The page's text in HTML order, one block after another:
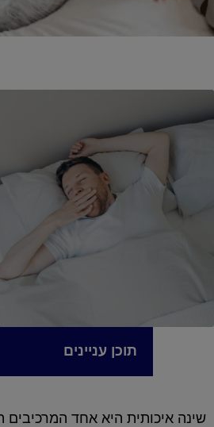
תוכן עניינים
שינה איכותית היא אחד המרכיבים